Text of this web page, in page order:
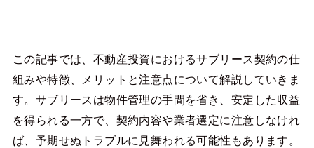
この記事では、不動産投資におけるサブリース契約の仕
組みや特徴、メリットと注意点について解説していきま
す。サブリースは物件管理の手間を省き、安定した収益
を得られる一方で、契約内容や業者選定に注意しなけれ
ば、予期せぬトラブルに見舞われる可能性もあります。